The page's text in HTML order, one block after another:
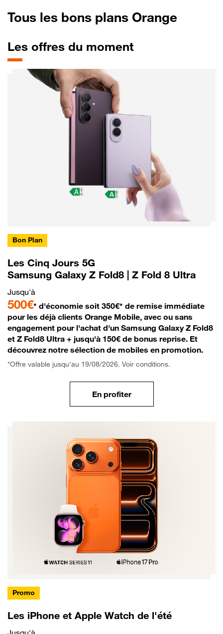
Tous les bons plans Orange
Les offres du moment
Bon Plan
Les Cinq Jours 5G
Samsung Galaxy Z Fold8 | Z Fold 8 Ultra
Jusqu'à
500€* d'économie soit 350€* de remise immédiate
pour les déjà clients Orange Mobile, avec ou sans
engagement pour l'achat d'un Samsung Galaxy Z Fold8
et Z Fold8 Ultra + jusqu'à 150€ de bonus reprise. Et
découvrez notre sélection de mobiles en promotion.
*Offre valable jusqu'au 19/08/2026. Voir conditions.
En profiter
Promo
Les iPhone et Apple Watch de l'été